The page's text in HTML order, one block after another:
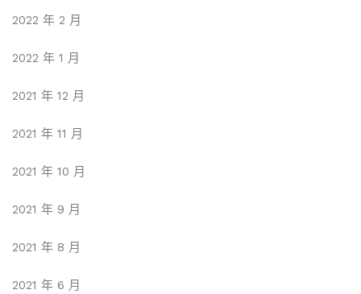
2022 年 2 月
2022 年 1 月
2021 年 12 月
2021 年 11 月
2021 年 10 月
2021 年 9 月
2021 年 8 月
2021 年 6 月